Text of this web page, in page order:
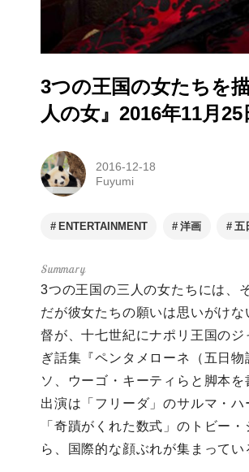
3つの王国の女たちを
人の女』2016年11月
2016-12-18
Fuyumi
ENTERTAINMENT 洋画 五
3つの王国の三人の女たちには、
だが彼女たちの願いは思いがけ
督が、十七世紀にナポリ王国の
ぎ話集『ペンタメローネ（五日
ソ、ウーゴ・キーティらと脚本を
出演は「フリーダ」のサルマ・
「奇蹟がくれた数式」のトビー
ら、国際的な顔ぶれが集まってい